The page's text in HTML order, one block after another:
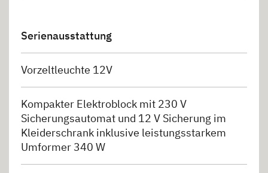
Serienausstattung
Vorzeltleuchte 12V
Kompakter Elektroblock mit 230 V
Sicherungsautomat und 12 V Sicherung im
Kleiderschrank inklusive leistungsstarkem
Umformer 340 W